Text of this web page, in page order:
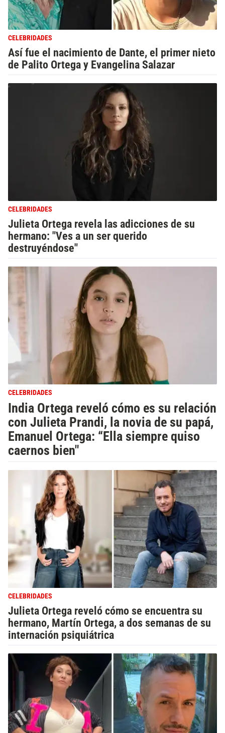
CELEBRIDADES
Así fue el nacimiento de Dante, el primer nieto
de Palito Ortega y Evangelina Salazar
CELEBRIDADES
Julieta Ortega revela las adicciones de su
hermano: "Ves a un ser querido
destruyéndose"
CELEBRIDADES
India Ortega reveló cómo es su relación
con Julieta Prandi, la novia de su papá,
Emanuel Ortega: “Ella siempre quiso
caernos bien"
CELEBRIDADES
Julieta Ortega reveló cómo se encuentra su
hermano, Martín Ortega, a dos semanas de su
internación psiquiátrica